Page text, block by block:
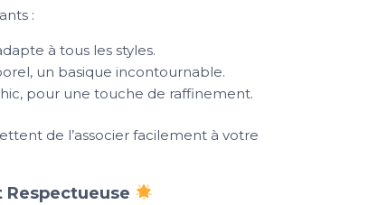
:
à tous les styles.
un basique incontournable.
pour une touche de raffinement.
de l’associer facilement à votre
Respectueuse